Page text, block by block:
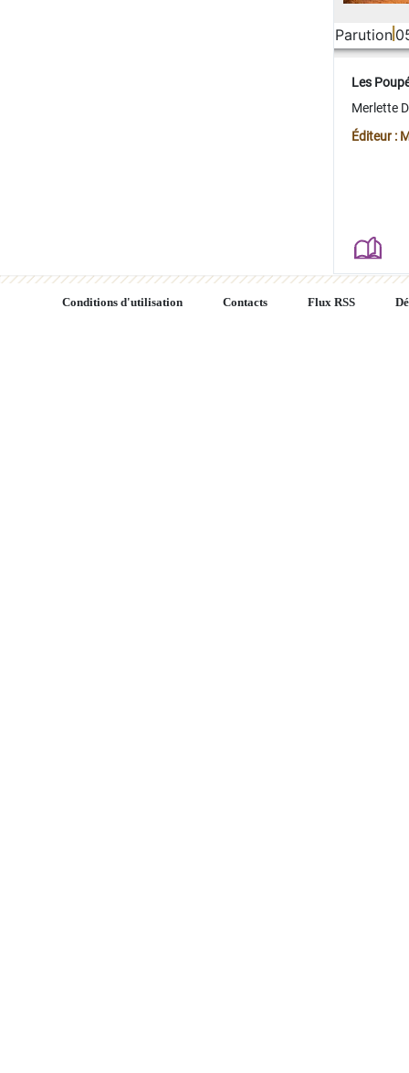
Parution
Les
Merlette
Éditeur :
Conditions d'utilisation Contacts Flux RSS